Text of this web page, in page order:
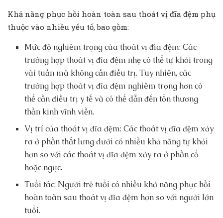
Khả năng phục hồi hoàn toàn sau thoát vị đĩa đệm phụ
thuộc vào nhiều yếu tố, bao gồm:
Mức độ nghiêm trọng của thoát vị đĩa đệm: Các
trường hợp thoát vị đĩa đệm nhẹ có thể tự khỏi trong
vài tuần mà không cần điều trị. Tuy nhiên, các
trường hợp thoát vị đĩa đệm nghiêm trọng hơn có
thể cần điều trị y tế và có thể dẫn đến tổn thương
thần kinh vĩnh viễn.
Vị trí của thoát vị đĩa đệm: Các thoát vị đĩa đệm xảy
ra ở phần thắt lưng dưới có nhiều khả năng tự khỏi
hơn so với các thoát vị đĩa đệm xảy ra ở phần cổ
hoặc ngực.
Tuổi tác: Người trẻ tuổi có nhiều khả năng phục hồi
hoàn toàn sau thoát vị đĩa đệm hơn so với người lớn
tuổi.